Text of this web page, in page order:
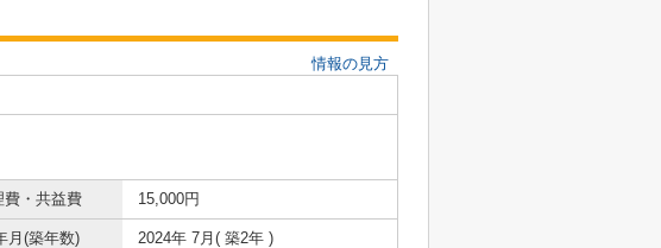
情報の見方
費・共益費 15,000円
月(築年数) 2024年 7月( 築2年 )